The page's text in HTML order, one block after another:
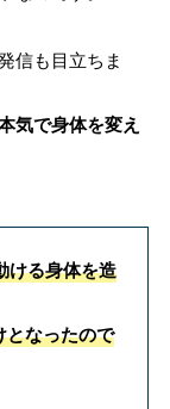
信も目立ちま
気で身体を変え
ける身体を造
となったので